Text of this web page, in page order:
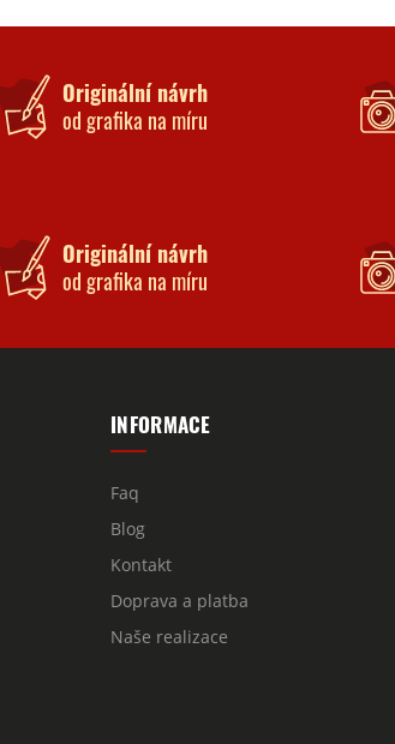
Originální návrh
od grafika na míru
Originální návrh
od grafika na míru
INFORMACE
Faq
Blog
Kontakt
Doprava a platba
Naše realizace